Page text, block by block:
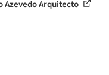
Azevedo Arquitecto